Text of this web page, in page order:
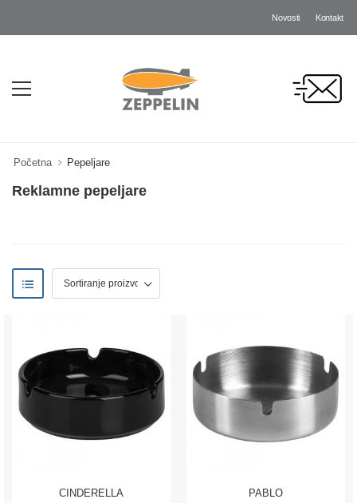
Novosti Kontakt
Početna Pepeljare
Reklamne pepeljare
CINDERELLA PABLO